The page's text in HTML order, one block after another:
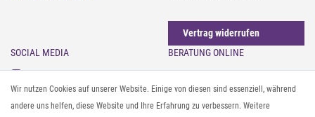
Vertrag widerrufen
SOCIAL MEDIA
Instagram
Facebook
Pinterest
BERATUNG ONLINE
Gürtel messen & kürzen
Sonnenbrillen & UV-Schutz
Textilpflege
Wir nutzen Cookies auf unserer Website. Einige von diesen sind essenziell, während
andere uns helfen, diese Website und Ihre Erfahrung zu verbessern. Weitere